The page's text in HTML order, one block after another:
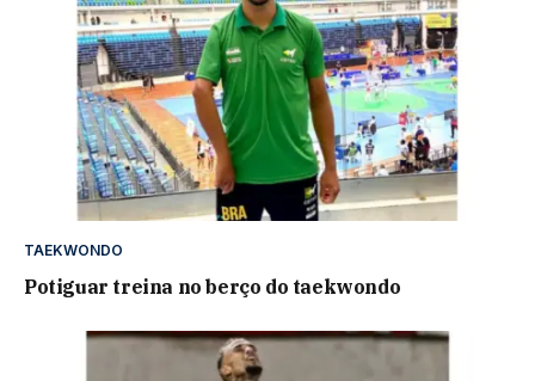
TAEKWONDO
Potiguar treina no berço do taekwondo